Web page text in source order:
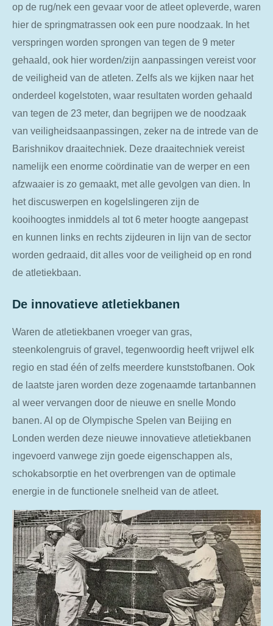
op de rug/nek een gevaar voor de atleet opleverde, waren
hier de springmatrassen ook een pure noodzaak. In het
verspringen worden sprongen van tegen de 9 meter
gehaald, ook hier worden/zijn aanpassingen vereist voor
de veiligheid van de atleten. Zelfs als we kijken naar het
onderdeel kogelstoten, waar resultaten worden gehaald
van tegen de 23 meter, dan begrijpen we de noodzaak
van veiligheidsaanpassingen, zeker na de intrede van de
Barishnikov draaitechniek. Deze draaitechniek vereist
namelijk een enorme coördinatie van de werper en een
afzwaaier is zo gemaakt, met alle gevolgen van dien. In
het discuswerpen en kogelslingeren zijn de
kooihoogtes inmiddels al tot 6 meter hoogte aangepast
en kunnen links en rechts zijdeuren in lijn van de sector
worden gedraaid, dit alles voor de veiligheid op en rond
de atletiekbaan.
De innovatieve atletiekbanen
Waren de atletiekbanen vroeger van gras,
steenkolengruis of gravel, tegenwoordig heeft vrijwel elk
regio en stad één of zelfs meerdere kunststofbanen. Ook
de laatste jaren worden deze zogenaamde tartanbannen
al weer vervangen door de nieuwe en snelle Mondo
banen. Al op de Olympische Spelen van Beijing en
Londen werden deze nieuwe innovatieve atletiekbanen
ingevoerd vanwege zijn goede eigenschappen als,
schokabsorptie en het overbrengen van de optimale
energie in de functionele snelheid van de atleet.